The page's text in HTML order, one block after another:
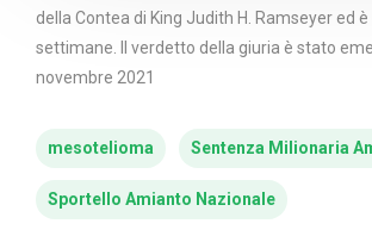
della Contea di King Judith H. Ramseyer ed
settimane. Il verdetto della giuria è stato
novembre 2021
mesotelioma Sentenza Milionaria
Sportello Amianto Nazionale